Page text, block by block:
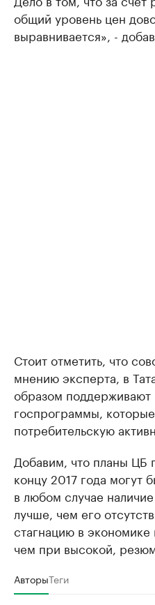
общий уровень цен
выравнивается», -
Стоит отметить, что
мнению эксперта, в
образом
госпрограммы,
потребительскую
Добавим, что планы ЦБ
концу 2017 года могут
в любом случае
лучше, чем его
стагнацию в
чем при высокой,
АвторыТеги